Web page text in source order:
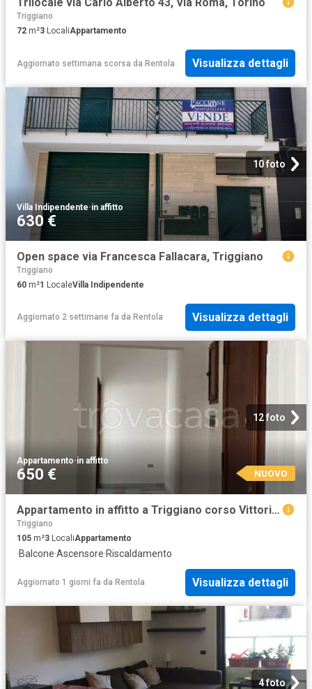
Triggiano
72 m²3 LocaliAppartamento
Aggiornato settimana scorsa da Rentola Visualizza dettagli
10 foto
Villa Indipendente·in affitto
630 €
Open space via Francesca Fallacara, Triggiano
Triggiano
60 m²1 LocaleVilla Indipendente
Aggiornato 2 settimane fa da Rentola Visualizza dettagli
12 foto
Appartamento·in affitto
650 € NUOVO
Appartamento in affitto a Triggiano corso Vittorio Emanuele, 39, non arredato/vuoto, riscaldamento autonomo, ascensore TrovaCasa
Triggiano
105 m²3 LocaliAppartamento
·Balcone·Ascensore·Riscaldamento
Aggiornato 1 giorni fa da Rentola Visualizza dettagli
4 foto